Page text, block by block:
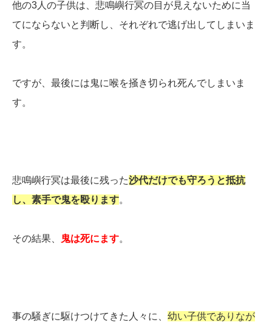
他の3人の子供は、悲鳴嶼行冥の目が見えないために当
てにならないと判断し、それぞれで逃げ出してしまいま
す。
ですが、最後には鬼に喉を掻き切られ死んでしまいま
す。
悲鳴嶼行冥は最後に残った沙代だけでも守ろうと抵抗
し、素手で鬼を殴ります。
その結果、 鬼は死にます。
事の騒ぎに駆けつけてきた人々に、 幼い子供でありなが